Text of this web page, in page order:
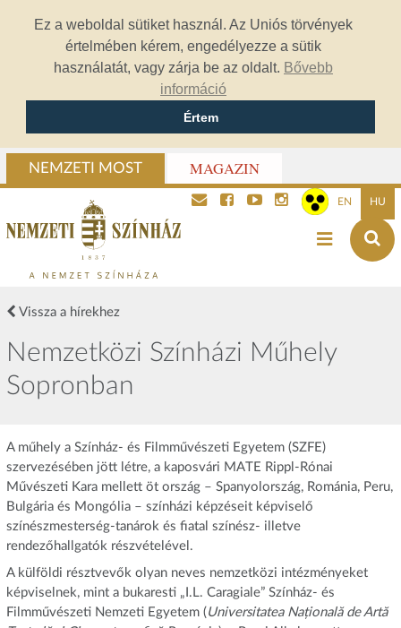
Ez a weboldal sütiket használ. Az Uniós törvények
értelmében kérem, engedélyezze a sütik
használatát, vagy zárja be az oldalt. Bővebb
információ
Értem
NEMZETI MOST MAGAZIN
EN HU
Vissza a hírekhez
Nemzetközi Színházi Műhely
Sopronban
A műhely a Színház- és Filmművészeti Egyetem (SZFE)
szervezésében jött létre, a kaposvári MATE Rippl-Rónai
Művészeti Kara mellett öt ország – Spanyolország, Románia, Peru,
Bulgária és Mongólia – színházi képzéseit képviselő
színészmesterség-tanárok és fiatal színész- illetve
rendezőhallgatók részvételével.
A külföldi résztvevők olyan neves nemzetközi intézményeket
képviselnek, mint a bukaresti „I.L. Caragiale” Színház- és
Filmművészeti Nemzeti Egyetem ( Universitatea Națională de Artă